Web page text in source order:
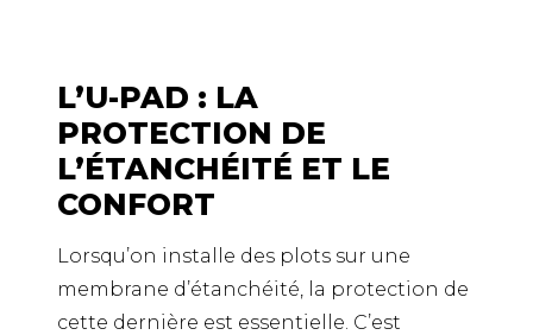
L’U-PAD : LA
PROTECTION DE
L’ÉTANCHÉITÉ ET LE
CONFORT
Lorsqu’on installe des plots sur une
membrane d’étanchéité, la protection de
cette dernière est essentielle. C’est